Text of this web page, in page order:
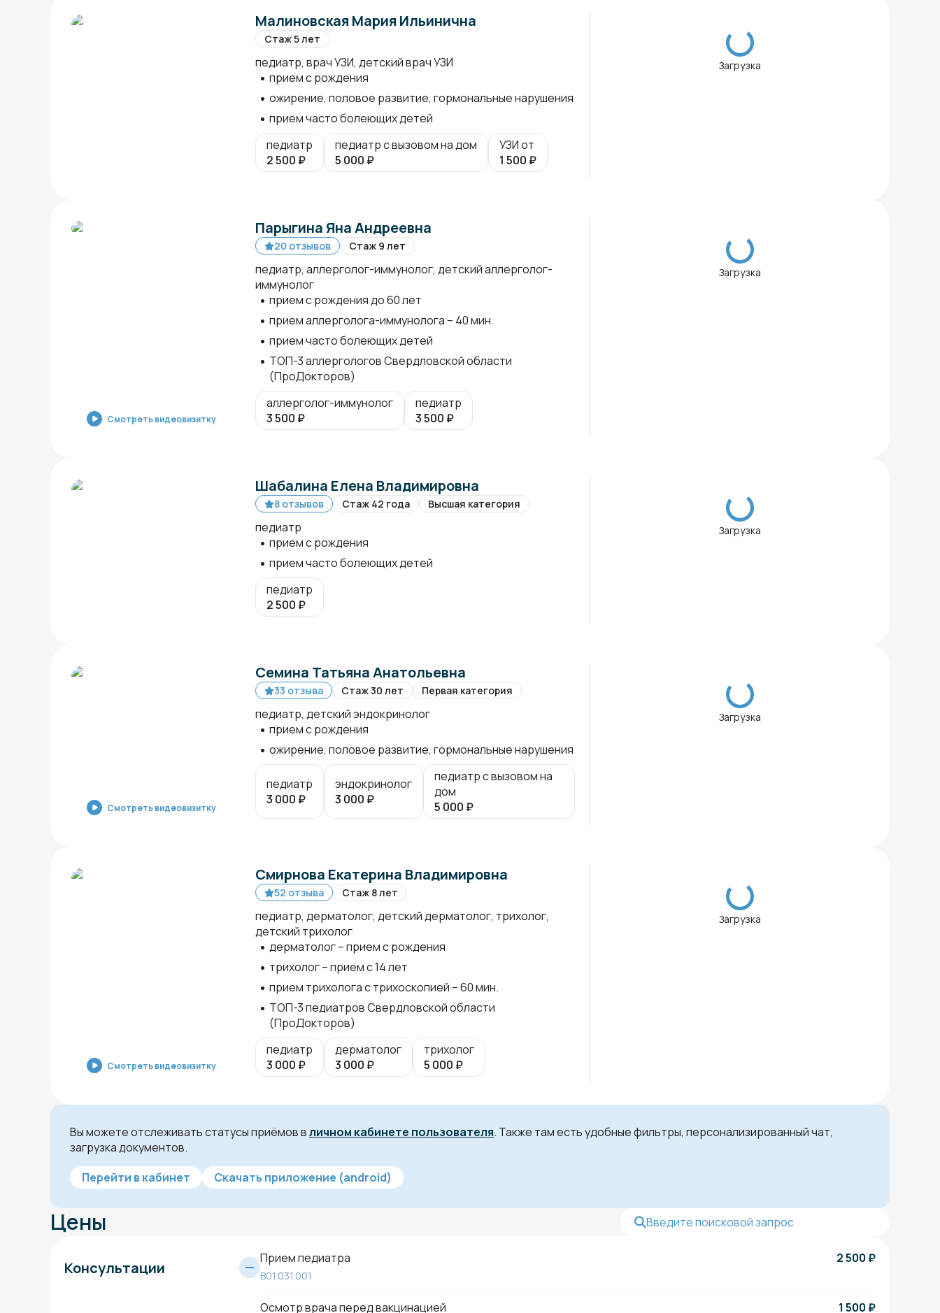
Малиновская Мария Ильинична
Стаж 5 лет
педиатр, врач УЗИ, детский врач УЗИ
прием с рождения
ожирение, половое развитие, гормональные нарушения
прием часто болеющих детей
педиатр
2 500 ₽
педиатр с вызовом на дом
5 000 ₽
УЗИ от
1 500 ₽
Загрузка
Смотреть видеовизитку
Парыгина Яна Андреевна
20 отзывов Стаж 9 лет
педиатр, аллерголог-иммунолог, детский аллерголог-
иммунолог
прием с рождения до 60 лет
прием аллерголога-иммунолога – 40 мин.
прием часто болеющих детей
ТОП-3 аллергологов Свердловской области
(ПроДокторов)
аллерголог-иммунолог
3 500 ₽
педиатр
3 500 ₽
Загрузка
Шабалина Елена Владимировна
8 отзывов Стаж 42 года Высшая категория
педиатр
прием с рождения
прием часто болеющих детей
педиатр
2 500 ₽
Загрузка
Смотреть видеовизитку
Семина Татьяна Анатольевна
33 отзыва Стаж 30 лет Первая категория
педиатр, детский эндокринолог
прием с рождения
ожирение, половое развитие, гормональные нарушения
педиатр
3 000 ₽
эндокринолог
3 000 ₽
педиатр с вызовом на
дом
5 000 ₽
Загрузка
Смотреть видеовизитку
Смирнова Екатерина Владимировна
52 отзыва Стаж 8 лет
педиатр, дерматолог, детский дерматолог, трихолог,
детский трихолог
дерматолог – прием с рождения
трихолог – прием с 14 лет
прием трихолога с трихоскопией – 60 мин.
ТОП-3 педиатров Свердловской области
(ПроДокторов)
педиатр
3 000 ₽
дерматолог
3 000 ₽
трихолог
5 000 ₽
Загрузка
Вы можете отслеживать статусы приёмов вличном кабинете пользователя. Также там есть удобные фильтры, персонализированный чат,
загрузка документов.
Перейти в кабинет
Скачать приложение (android)
Цены
Консультации
Прием педиатра
B01.031.001
2 500 ₽
Осмотр врача перед вакцинацией 1 500 ₽